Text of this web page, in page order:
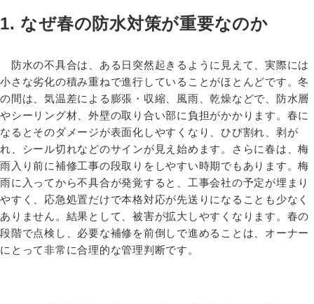
1. なぜ春の防水対策が重要なのか
防水の不具合は、ある日突然起きるように見えて、実際には
小さな劣化の積み重ねで進行していることがほとんどです。冬
の間は、気温差による膨張・収縮、風雨、乾燥などで、防水層
やシーリング材、外壁の取り合い部に負担がかかります。春に
なるとそのダメージが表面化しやすくなり、ひび割れ、剥が
れ、シール切れなどのサインが見え始めます。さらに春は、梅
雨入り前に補修工事の段取りをしやすい時期でもあります。梅
雨に入ってから不具合が発覚すると、工事会社の予定が埋まり
やすく、応急処置だけで本格対応が先送りになることも少なく
ありません。結果として、被害が拡大しやすくなります。春の
段階で点検し、必要な補修を前倒しで進めることは、オーナー
にとって非常に合理的な管理判断です。